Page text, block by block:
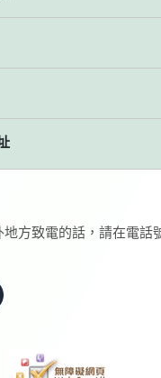
方致電的話，請在電話